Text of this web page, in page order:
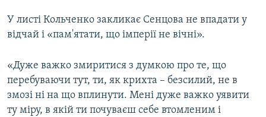
У листі Кольченко закликає Сенцова не впадати у
відчай і «пам'ятати, що імперії не вічні».
«Дуже важко змиритися з думкою про те, що
перебуваючи тут, ти, як крихта – безсилий, не в
змозі ні на що вплинути. Мені дуже важко уявити
ту міру, в якій ти почуваєш себе втомленим і